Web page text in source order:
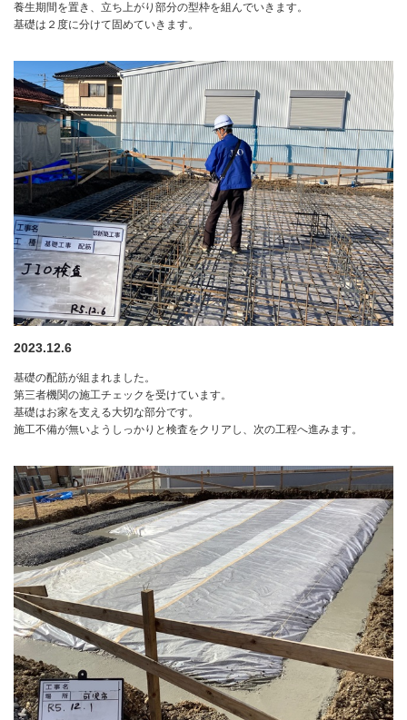
養生期間を置き、立ち上がり部分の型枠を組んでいきます。
基礎は２度に分けて固めていきます。
2023.12.6
基礎の配筋が組まれました。
第三者機関の施工チェックを受けています。
基礎はお家を支える大切な部分です。
施工不備が無いようしっかりと検査をクリアし、次の工程へ進みます。